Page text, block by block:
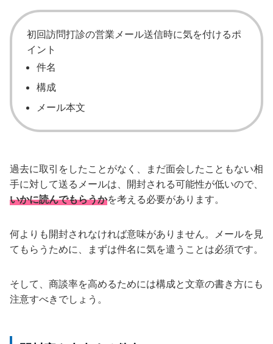
初回訪問打診の営業メール送信時に気を付けるポ
イント
件名
構成
メール本文
過去に取引をしたことがなく、まだ面会したこともない相
手に対して送るメールは、開封される可能性が低いので、
いかに読んでもらうかを考える必要があります。
何よりも開封されなければ意味がありません。メールを見
てもらうために、まずは件名に気を遣うことは必須です。
そして、商談率を高めるためには構成と文章の書き方にも
注意すべきでしょう。